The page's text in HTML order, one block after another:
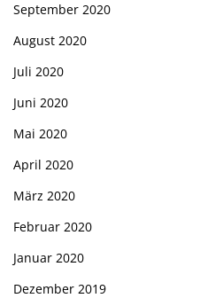
September 2020
August 2020
Juli 2020
Juni 2020
Mai 2020
April 2020
März 2020
Februar 2020
Januar 2020
Dezember 2019